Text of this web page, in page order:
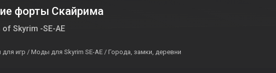
форты Скайрима
Skyrim -SE-AE
игр / Моды для Skyrim SE-AE / Города, замки, деревни